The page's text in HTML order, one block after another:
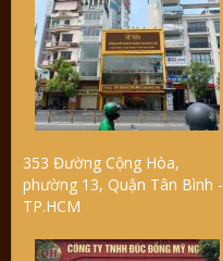
353 Đường Cộng Hòa,
phường 13, Quận Tân Bình -
TP.HCM